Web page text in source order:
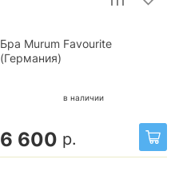
Бра Murum Favourite
(Германия)
в наличии
6 600 р.